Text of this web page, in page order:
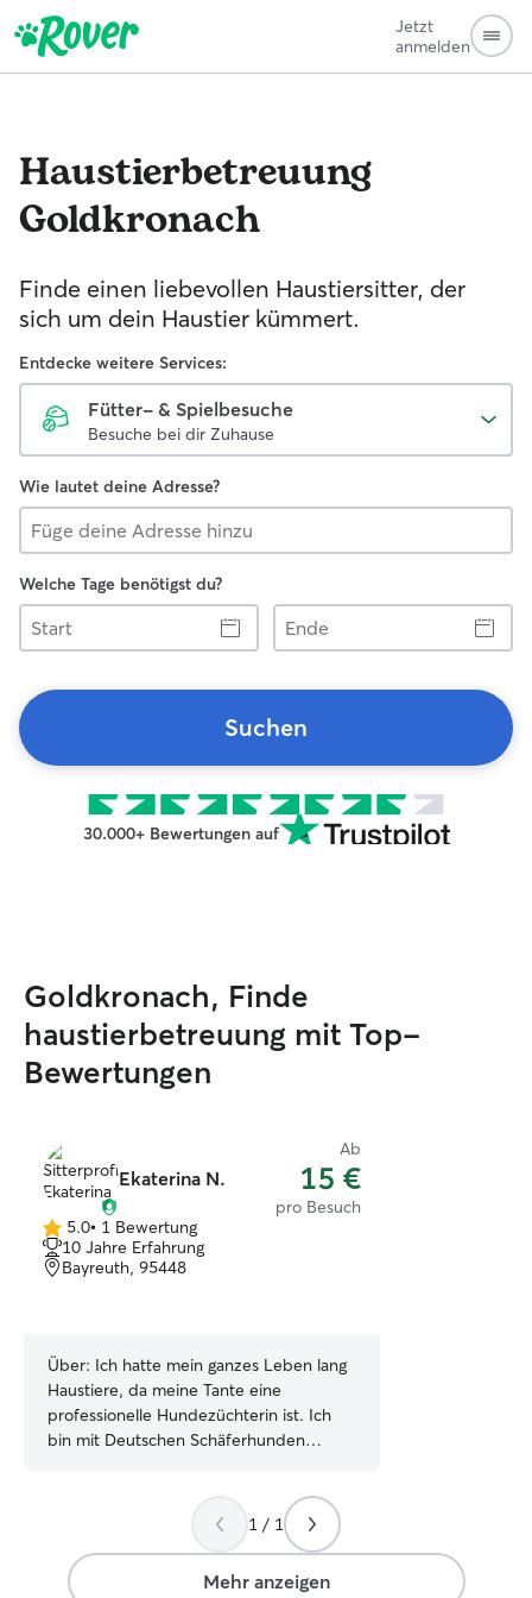
Jetzt
anmelden
Haustierbetreuung
Goldkronach
Finde einen liebevollen Haustiersitter, der
sich um dein Haustier kümmert.
Entdecke weitere Services:
Fütter- & Spielbesuche
Besuche bei dir Zuhause
Wie lautet deine Adresse?
Welche Tage benötigst du?
Start
Ende
Suchen
30.000+ Bewertungen auf
Goldkronach, Finde
haustierbetreuung mit Top-
Bewertungen
Ekaterina N.
Ab
15 €
pro Besuch
5.0
von
5
5.0• 1 Bewertung
10 Jahre Erfahrung
Bayreuth, 95448
Über: Ich hatte mein ganzes Leben lang
Haustiere, da meine Tante eine
professionelle Hundezüchterin ist. Ich
bin mit Deutschen Schäferhunden
hat. Vor vier Jahren habe ich einen
süßen Schnauzer bei mir aufgenommen,
der seitdem bei mir lebt. In dieser Zeit
habe ich gelernt, wie man sich
1 / 1
Mehr anzeigen